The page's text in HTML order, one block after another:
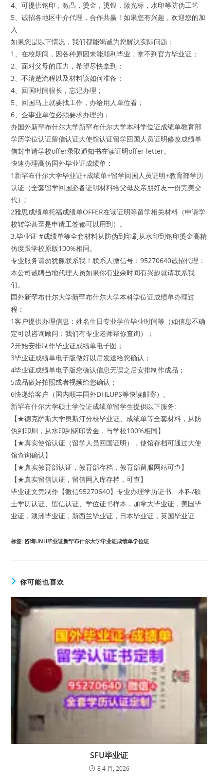
4、可提供钢印，激凸，烫金，烫银，激光标，水印等防伪工艺
5、诚招各地区中介代理，合作共赢！如果您有兴趣，欢迎您的加
入
如果您是以下情况，我们都能竭诚为您解决实际问题；
1、在校期间，因各种原因未能顺利毕业，拿不到官方毕业证；
2、面对父母的压力，希望尽快拿到；
3、不清楚流程以及材料该如何准备；
4、回国时间很长，忘记办理；
5、回国马上就要找工作，办给用人单位看；
6、企事业单位必须要求办理的；
办国外新罕布什尔大学新罕布什尔大学本科学位证成绩单教育部
学历学位认证留信认证大使馆认证留学回国人员证明修改成绩单
信封申请学校offer录取通知书在读证明offer letter。
快速办理高仿国外毕业证成绩单：
1新罕布什尔大学毕业证+成绩单+留学回国人员证明+教育部学历
认证（全套留学回国必备证明材料给父母及亲朋好友一份完美交
代）;
2雅思成绩单托福成绩单OFFER在读证明等留学相关材料（申请学
校转学甚至是申请工签都可以用到）。
3.毕业证 #成绩单等全套材料从防伪到印刷从水印到钢印烫金高精
仿度跟学校原版100%相同。
专业服务请勿犹豫联系我！联系人微信号：95270640诚招代理：
本公司诚聘当地代理人员如果你有业余时间有兴趣就请联系我
们。
国外新罕布什尔大学新罕布什尔大学本科学位证成绩单办理过
程：
1客户提供办理信息：姓名生日专业学位毕业时间等（如信息不确
定可以咨询顾问：我们有专业老师帮你查询）；
2开始安排制作毕业证成绩单电子图；
3毕业证成绩单电子版做好以后发送给您确认；
4毕业证成绩单电子版您确认信息无误之后安排制作成品；
5成品做好拍照或者视频给您确认；
6快递给客户（国内顺丰国外DHLUPS等快读邮寄）。
新罕布什尔大学硕士学位证成绩单留学生提供以下服务:
【★德克萨斯大学奥斯汀分校毕业证、成绩单等全套材料，从防
伪到印刷，从水印到钢印烫金，与学校100%相同】
【★真实使馆认证（留学人员回国证明），使馆存档可通过大使
馆查询确认】
【★真实教育部认证，教育部存档，教育部留服网站可查】
【★真实留信认证，留信网入库存档，可查】
毕业证文凭制作【微信95270640】专业办理学历证书、本科/硕
士学历认证、留信认证、学位证书样本，加拿大毕业证，美国毕
业证，澳洲毕业证，新西兰毕业证，日本毕业证，英国毕业证
标签: 咨询UNH毕业证新罕布什尔大学毕业证成绩单学位证
你可能也喜欢
SFU毕业证
8 4 月, 2026